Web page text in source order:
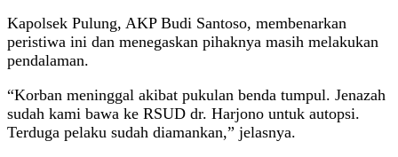
Kapolsek Pulung, AKP Budi Santoso, membenarkan
peristiwa ini dan menegaskan pihaknya masih melakukan
pendalaman.
“Korban meninggal akibat pukulan benda tumpul. Jenazah
sudah kami bawa ke RSUD dr. Harjono untuk autopsi.
Terduga pelaku sudah diamankan,” jelasnya.